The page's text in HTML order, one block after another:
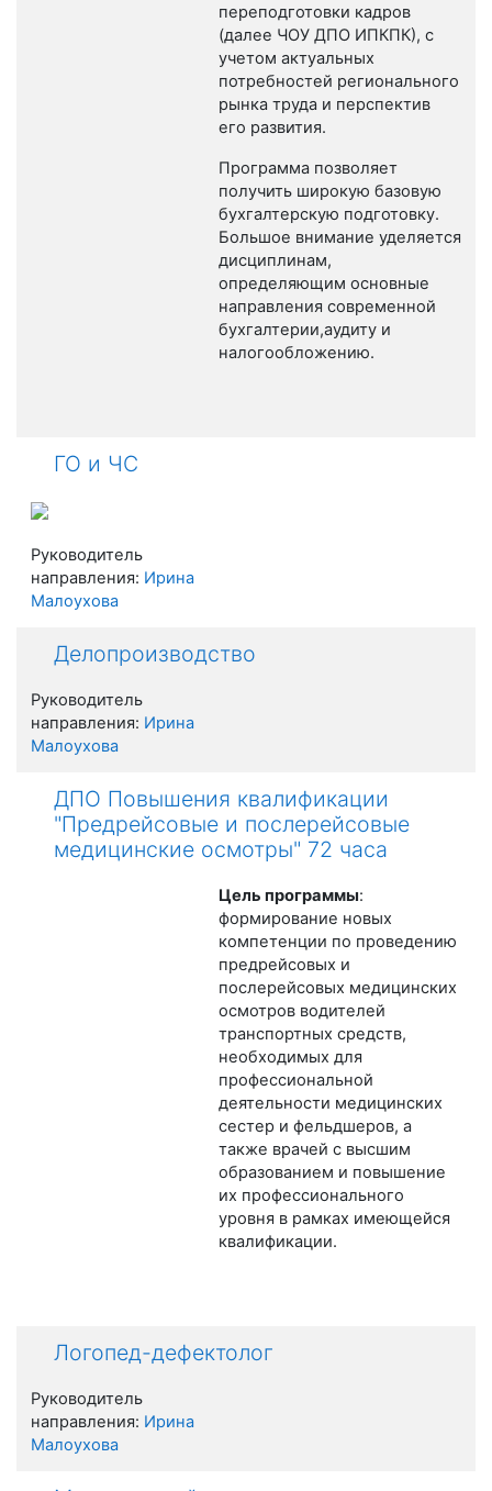
переподготовки кадров
(далее ЧОУ ДПО ИПКПК), с
учетом актуальных
потребностей регионального
рынка труда и перспектив
его развития.
Программа позволяет
получить широкую базовую
бухгалтерскую подготовку.
Большое внимание уделяется
дисциплинам,
определяющим основные
направления современной
бухгалтерии,аудиту и
налогообложению.
ГО и ЧС
Руководитель
направления: Ирина
Малоухова
Делопроизводство
Руководитель
направления: Ирина
Малоухова
ДПО Повышения квалификации
"Предрейсовые и послерейсовые
медицинские осмотры" 72 часа
Цель программы:
формирование новых
компетенции по проведению
предрейсовых и
послерейсовых медицинских
осмотров водителей
транспортных средств,
необходимых для
профессиональной
деятельности медицинских
сестер и фельдшеров, а
также врачей с высшим
образованием и повышение
их профессионального
уровня в рамках имеющейся
квалификации.
Логопед-дефектолог
Руководитель
направления: Ирина
Малоухова